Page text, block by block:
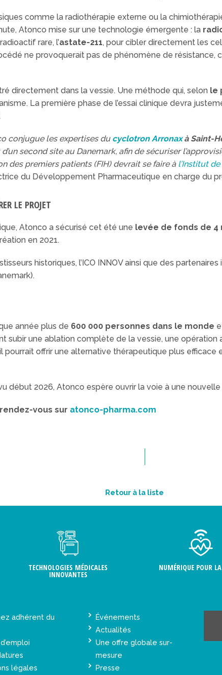
comme la radiothérapie externe ou la
Atonco mise sur une technologie émergente : la
rare, l’astate-211, pour cibler directement les
ne provoquerait pas de phénomène de
directement dans la vessie. Une méthode qui, selon le
La première phase de l’essai clinique devra
conjugue les expertises du cyclotron Arronaxà Saint-
d’un second site au Danemark, afin de sécuriser
des premiers patients (FIH) devrait se faire à l’Institut
du Développement Pharmaceutique en charge du
LE PROJET
Atonco a sécurisé cet été une levée de fonds de 4
en 2021.
historiques, l’ICO INNOV ainsi que des
année plus de 600 000 personnes dans le monde
subir une ablation complète de la vessie, une
pourrait offrir une alternative thérapeutique plus efficace
début 2026, Atonco espère ouvrir la voie à une
vous sur atonco-pharma.com
Retour à la liste
TECHNOLOGIES MÉDICALES
INNOVANTES
NUMÉRIQUE POUR
adhérent du
légales
Événements
Actualités
Une offre globale sur-
mesure
Presse